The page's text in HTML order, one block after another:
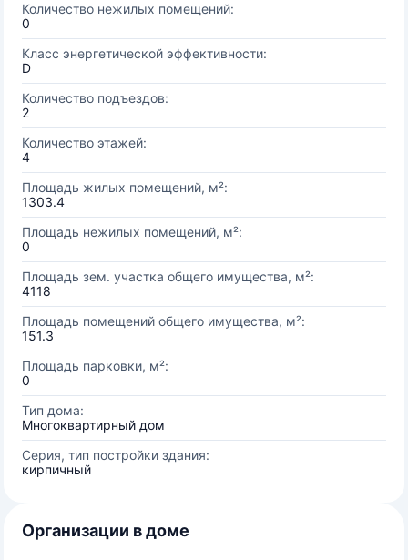
Количество нежилых помещений:
0
Класс энергетической эффективности:
D
Количество подъездов:
2
Количество этажей:
4
Площадь жилых помещений, м²:
1303.4
Площадь нежилых помещений, м²:
0
Площадь зем. участка общего имущества, м²:
4118
Площадь помещений общего имущества, м²:
151.3
Площадь парковки, м²:
0
Тип дома:
Многоквартирный дом
Серия, тип постройки здания:
кирпичный
Организации в доме